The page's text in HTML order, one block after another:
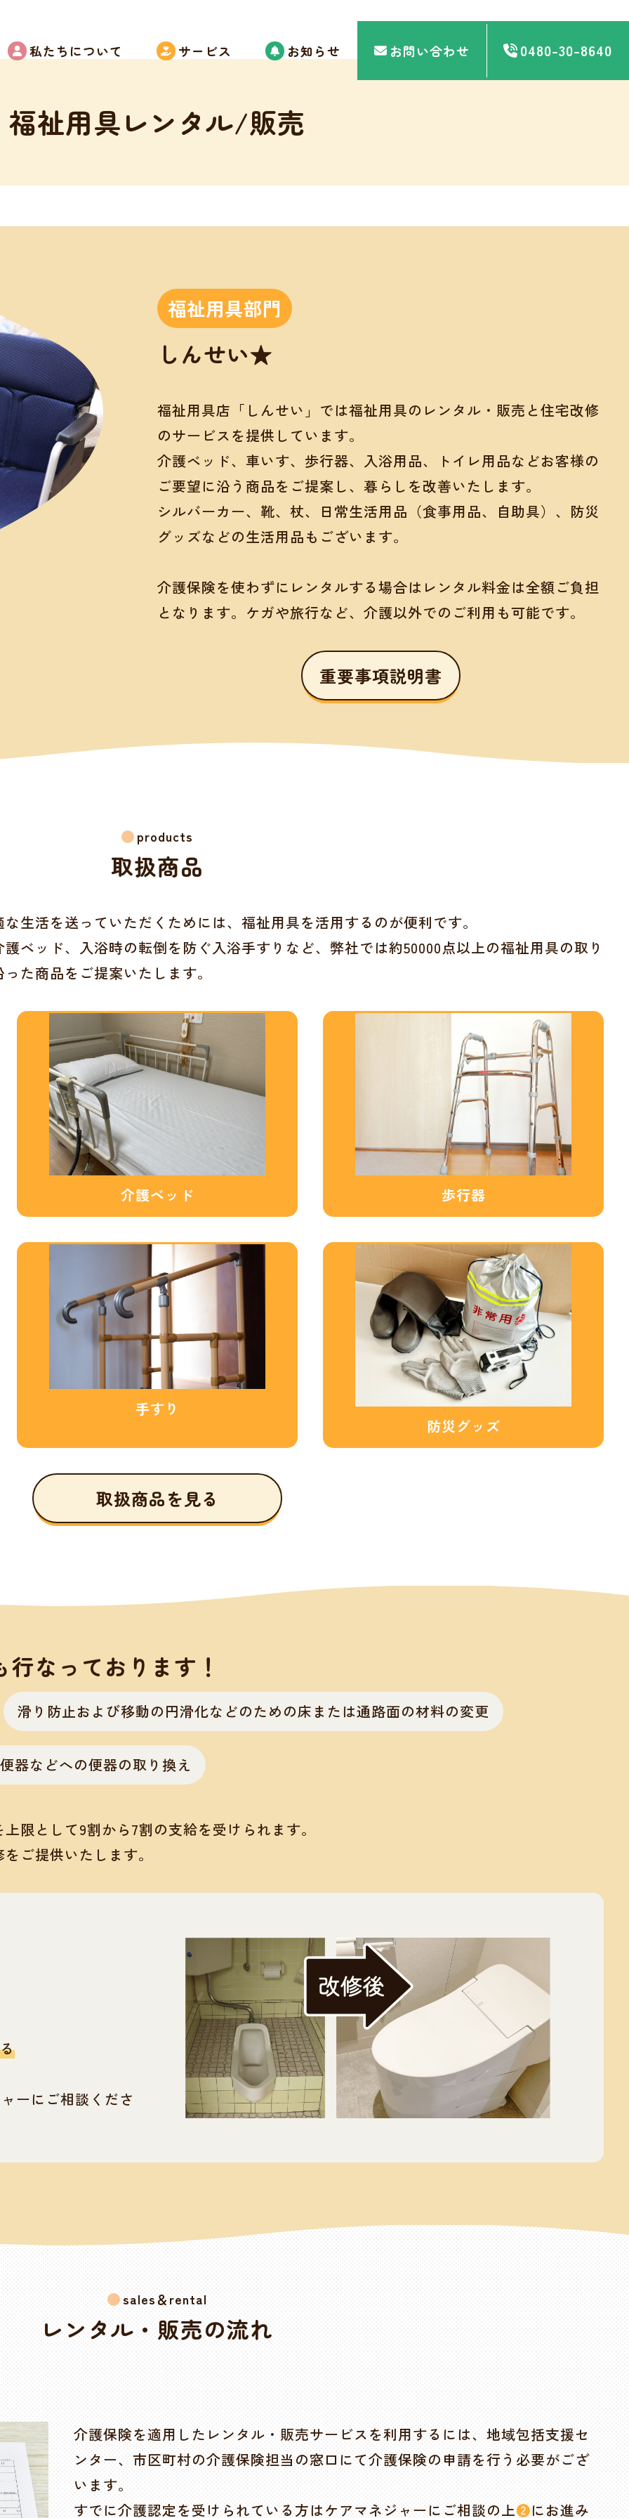
私たちについて サービス お知らせ お問い合わせ 0480-30-8640
福祉用具レンタル/販売
福祉用具部門
しんせい★
福祉用具店「しんせい」では福祉用具のレンタル・販売と住宅改修
のサービスを提供しています。
介護ベッド、車いす、歩行器、入浴用品、トイレ用品などお客様の
ご要望に沿う商品をご提案し、暮らしを改善いたします。
シルバーカー、靴、杖、日常生活用品（食事用品、自助具）、防災
グッズなどの生活用品もございます。
介護保険を使わずにレンタルする場合はレンタル料金は全額ご負担
となります。ケガや旅行など、介護以外でのご利用も可能です。
重要事項説明書
products
取扱商品
生活を送っていただくためには、福祉用具を活用するのが便利です。
ベッド、入浴時の転倒を防ぐ入浴手すりなど、弊社では約50000点以上の福祉用具の取り
た商品をご提案いたします。
介護ベッド 歩行器
手すり
防災グッズ
取扱商品を見る
なっております！
滑り防止および移動の円滑化などのための床または通路面の材料の変更
器などへの便器の取り換え
限として9割から7割の支給を受けられます。
ご提供いたします。
ーにご相談くださ
sales＆rental
レンタル・販売の流れ
介護保険を適用したレンタル・販売サービスを利用するには、地域包括支援セ
ンター、市区町村の介護保険担当の窓口にて介護保険の申請を行う必要がござ
います。
すでに介護認定を受けられている方はケアマネジャーにご相談の上❷にお進み